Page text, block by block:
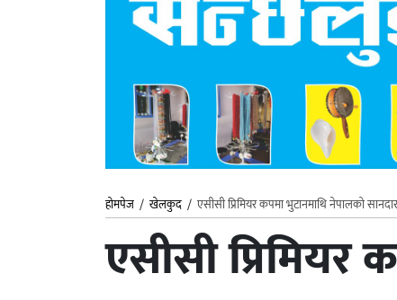
होमपेज /खेलकुद / एसीसी प्रिमियर कपमा भुटानमाथि नेपालको
एसीसी